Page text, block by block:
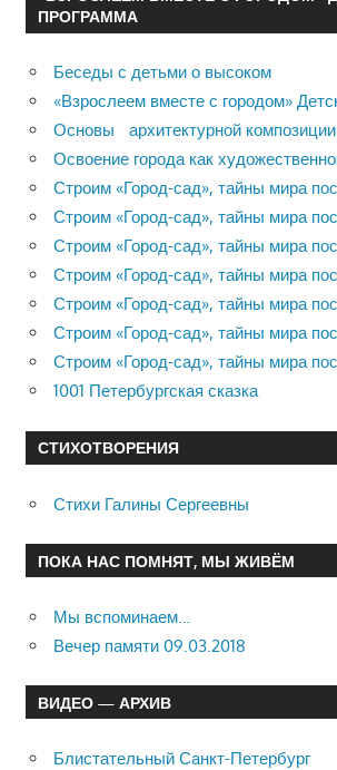
ПРОГРАММА
Беседы с детьми о высоком
«Взрослеем вместе с городом»
Основы архитектурной композиции
Освоение города как
Строим «Город-сад», тайны мира
Строим «Город-сад», тайны мира
Строим «Город-сад», тайны мира
Строим «Город-сад», тайны мира
Строим «Город-сад», тайны мира
Строим «Город-сад», тайны мира
Строим «Город-сад», тайны мира
1001 Петербургская сказка
СТИХОТВОРЕНИЯ
Стихи Галины Сергеевны
ПОКА НАС ПОМНЯТ, МЫ ЖИВЁМ
Мы вспоминаем…
Вечер памяти 09.03.2018
ВИДЕО — АРХИВ
Блистательный Санкт-Петербург